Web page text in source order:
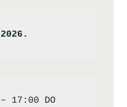
– 17:00 DO